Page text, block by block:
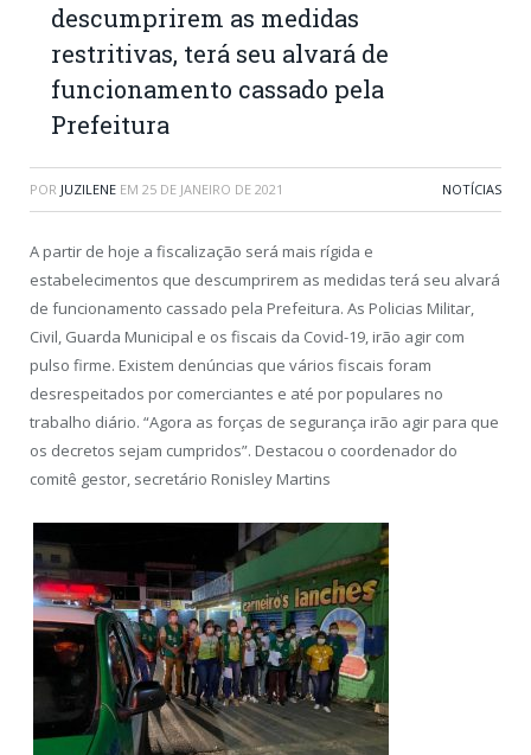
descumprirem as medidas
restritivas, terá seu alvará de
funcionamento cassado pela
Prefeitura
POR JUZILENE EM 25 DE JANEIRO DE 2021 NOTÍCIAS
A partir de hoje a fiscalização será mais rígida e
estabelecimentos que descumprirem as medidas terá seu alvará
de funcionamento cassado pela Prefeitura. As Policias Militar,
Civil, Guarda Municipal e os fiscais da Covid-19, irão agir com
pulso firme. Existem denúncias que vários fiscais foram
desrespeitados por comerciantes e até por populares no
trabalho diário. “Agora as forças de segurança irão agir para que
os decretos sejam cumpridos”. Destacou o coordenador do
comitê gestor, secretário Ronisley Martins